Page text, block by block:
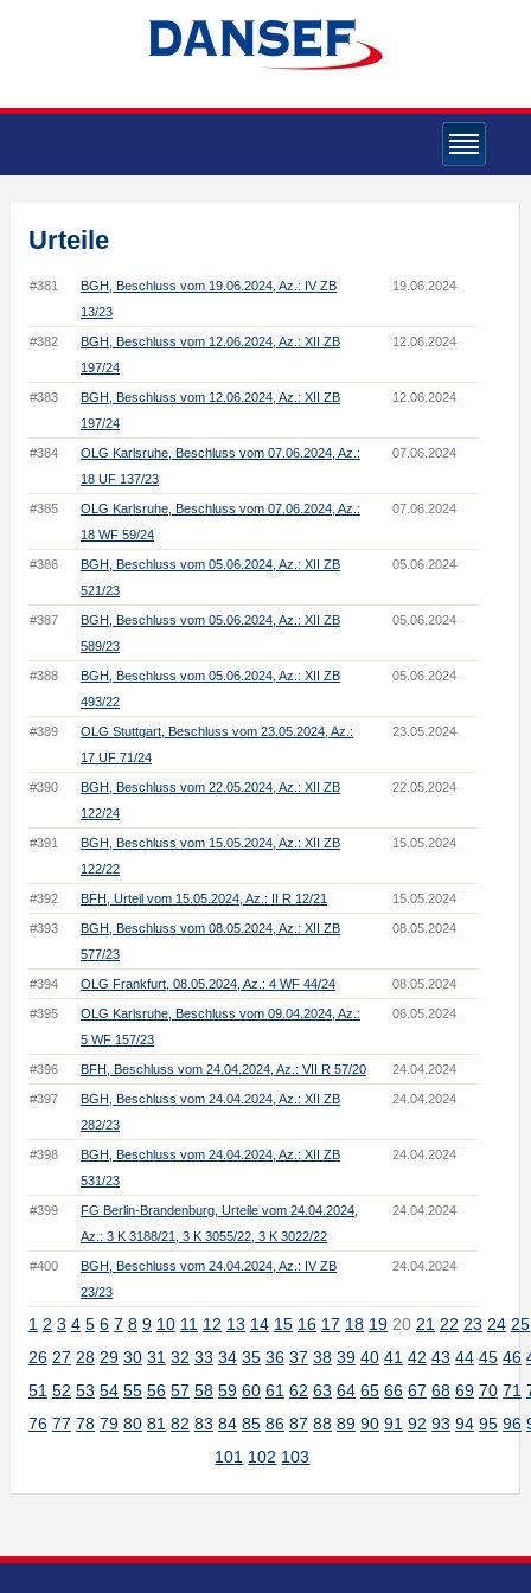
Urteile
#381
BGH, Beschluss vom 19.06.2024, Az.: IV ZB
13/23
19.06.2024
#382
BGH, Beschluss vom 12.06.2024, Az.: XII ZB
197/24
12.06.2024
#383
BGH, Beschluss vom 12.06.2024, Az.: XII ZB
197/24
12.06.2024
#384
OLG Karlsruhe, Beschluss vom 07.06.2024, Az.:
18 UF 137/23
07.06.2024
#385
OLG Karlsruhe, Beschluss vom 07.06.2024, Az.:
18 WF 59/24
07.06.2024
#386
BGH, Beschluss vom 05.06.2024, Az.: XII ZB
521/23
05.06.2024
#387
BGH, Beschluss vom 05.06.2024, Az.: XII ZB
589/23
05.06.2024
#388
BGH, Beschluss vom 05.06.2024, Az.: XII ZB
493/22
05.06.2024
#389
OLG Stuttgart, Beschluss vom 23.05.2024, Az.:
17 UF 71/24
23.05.2024
#390
BGH, Beschluss vom 22.05.2024, Az.: XII ZB
122/24
22.05.2024
#391
BGH, Beschluss vom 15.05.2024, Az.: XII ZB
122/22
15.05.2024
#392 BFH, Urteil vom 15.05.2024, Az.: II R 12/21 15.05.2024
#393
BGH, Beschluss vom 08.05.2024, Az.: XII ZB
577/23
08.05.2024
#394 OLG Frankfurt, 08.05.2024, Az.: 4 WF 44/24 08.05.2024
#395
OLG Karlsruhe, Beschluss vom 09.04.2024, Az.:
5 WF 157/23
06.05.2024
#396 BFH, Beschluss vom 24.04.2024, Az.: VII R 57/20 24.04.2024
#397
BGH, Beschluss vom 24.04.2024, Az.: XII ZB
282/23
24.04.2024
#398
BGH, Beschluss vom 24.04.2024, Az.: XII ZB
531/23
24.04.2024
#399
FG Berlin-Brandenburg, Urteile vom 24.04.2024,
Az.: 3 K 3188/21, 3 K 3055/22, 3 K 3022/22
24.04.2024
#400
BGH, Beschluss vom 24.04.2024, Az.: IV ZB
23/23
24.04.2024
1 2 3 4 5 6 7 8 9 10 11 12 13 14 15 16 17 18 1920 21 22 23 24 25
26 27 28 29 30 31 32 33 34 35 36 37 38 39 40 41 42 43 44 45 46
51 52 53 54 55 56 57 58 59 60 61 62 63 64 65 66 67 68 69 70 71
76 77 78 79 80 81 82 83 84 85 86 87 88 89 90 91 92 93 94 95 96
101 102 103